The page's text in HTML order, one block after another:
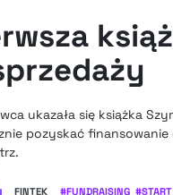
ukazała się książka
pozyskać finansowanie
FINTEK #FUNDRAISING #